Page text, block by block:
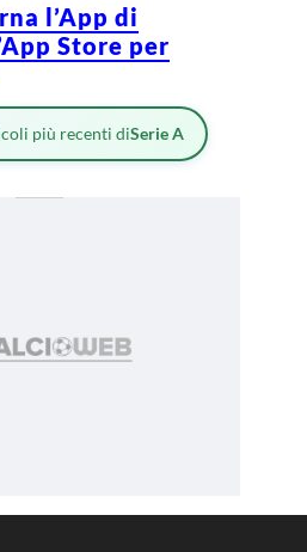
l’App di
Store per
più recenti diSerie A